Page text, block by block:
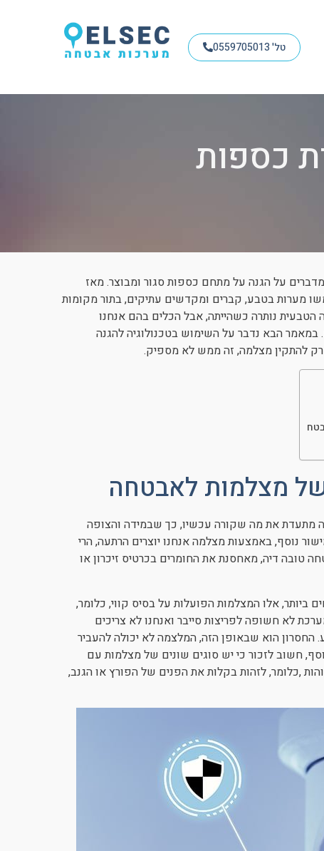
טל' 0559705013
כספות
על הגנה על מתחם כספות סגור ומבוצר. מאז
מערות בטבע, קברים ומקדשים עתיקים, בתור מקומות
הטבעית נותרה כשהייתה, אבל הכלים בהם אנחנו
במאמר הבא נדבר על השימוש בטכנולוגיה להגנה
להתקין מצלמה, זה ממש לא מספיק.
מצלמות לאבטחה
מתעדת את מה שקורה עכשיו, כך שבמידה והצופה
נוסף, באמצעות מצלמה אנחנו יוצרים הרתעה, הרי
טובה דיה, מאחסנת את החומרים בכרטיס זיכרון או
אלו המצלמות הפועלות על בסיס קווי, כלומר,
לא חשופה לפריצות סייבר ואנחנו לא צריכים
הוא שבאופן הזה, המלצמה לא יכולה להעביר
חשוב לזכור כי יש סוגים שונים של מצלמות עם
,כלומר, לזהות בקלות את הפנים של הפורץ או הגנב,